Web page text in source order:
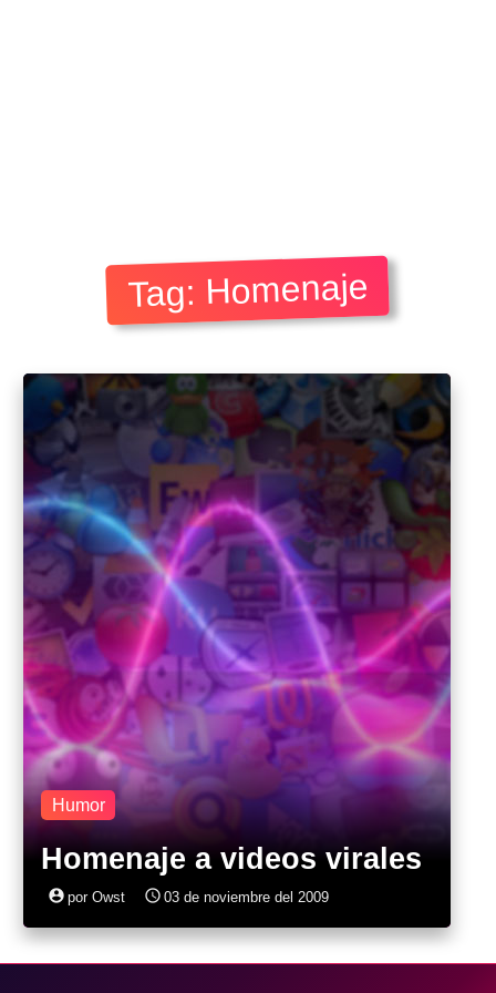
Tag: Homenaje
Humor
Homenaje a videos virales
account_circle por Owst access_time 03 de noviembre del 2009